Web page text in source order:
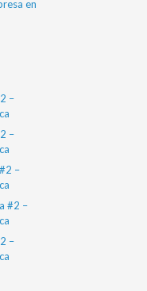
en
–
–
–
#2 –
–